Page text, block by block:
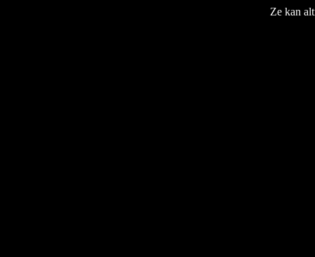
Ze kan